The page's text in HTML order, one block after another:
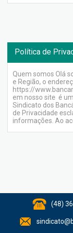
Política de
Quem somos Olá
e Região, o
https://
em nosso site é
Sindicato dos
de Privacidade
informações. Ao
(48)